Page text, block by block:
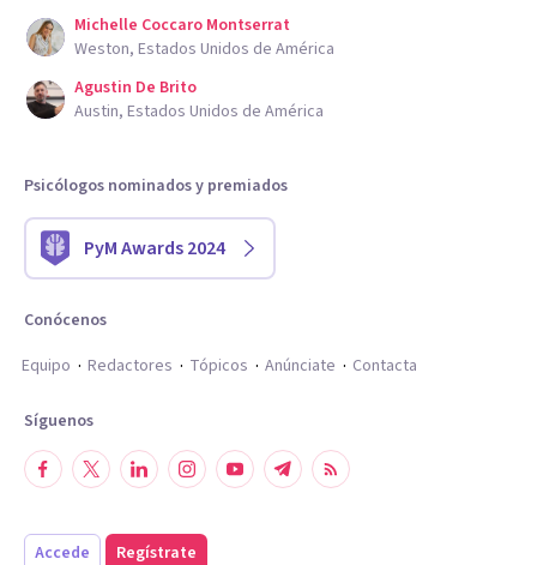
Michelle Coccaro Montserrat
Weston, Estados Unidos de América
Agustin De Brito
Austin, Estados Unidos de América
Psicólogos nominados y premiados
PyM Awards 2024
Conócenos
Equipo
Redactores Tópicos Anúnciate Contacta
Síguenos
Accede Regístrate